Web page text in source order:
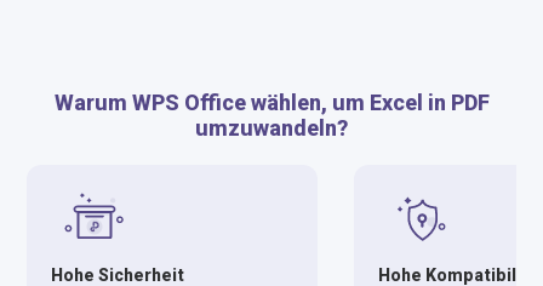
Warum WPS Office wählen, um Excel in PDF
umzuwandeln?
Hohe Sicherheit
Hohe